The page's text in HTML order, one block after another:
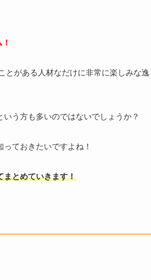
とがある人材なだけに非常に楽しみな逸
う方も多いのではないでしょうか？
ておきたいですよね！
まとめていきます！